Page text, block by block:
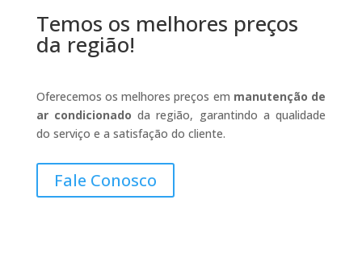
Temos os melhores preços
da região!
Oferecemos os melhores preços em manutenção de
ar condicionado da região, garantindo a qualidade
do serviço e a satisfação do cliente.
Fale Conosco